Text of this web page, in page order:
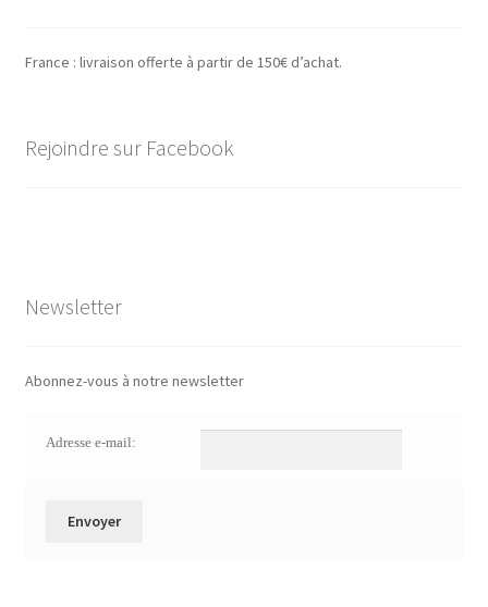
France : livraison offerte à partir de 150€ d’achat.
Rejoindre sur Facebook
Newsletter
Abonnez-vous à notre newsletter
Adresse e-mail: